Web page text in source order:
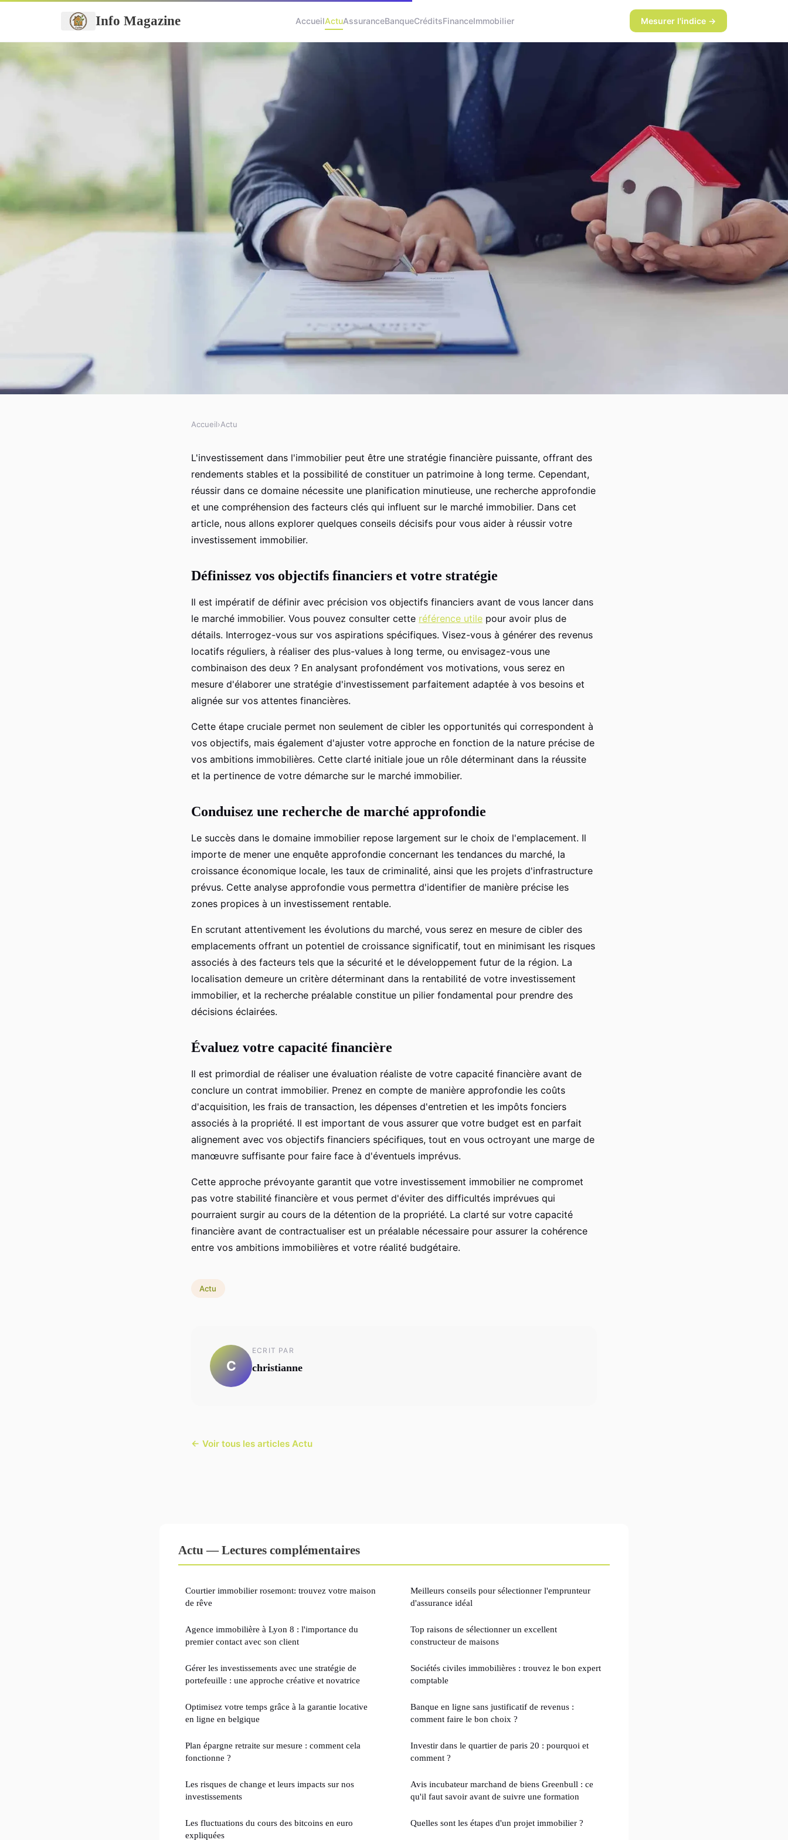
Info Magazine AccueilActuAssuranceBanqueCréditsFinanceImmobilier Mesurer l'indice →
Les clés pour réussir votre investissement
2 min de lecture
Accueil›Actu
L'investissement dans l'immobilier peut être une stratégie financière puissante, offrant des
rendements stables et la possibilité de constituer un patrimoine à long terme. Cependant,
réussir dans ce domaine nécessite une planification minutieuse, une recherche approfondie
et une compréhension des facteurs clés qui influent sur le marché immobilier. Dans cet
article, nous allons explorer quelques conseils décisifs pour vous aider à réussir votre
investissement immobilier.
Définissez vos objectifs financiers et votre stratégie
Il est impératif de définir avec précision vos objectifs financiers avant de vous lancer dans
le marché immobilier. Vous pouvez consulter cette référence utile pour avoir plus de
détails. Interrogez-vous sur vos aspirations spécifiques. Visez-vous à générer des revenus
locatifs réguliers, à réaliser des plus-values à long terme, ou envisagez-vous une
combinaison des deux ? En analysant profondément vos motivations, vous serez en
mesure d'élaborer une stratégie d'investissement parfaitement adaptée à vos besoins et
alignée sur vos attentes financières.
Cette étape cruciale permet non seulement de cibler les opportunités qui correspondent à
vos objectifs, mais également d'ajuster votre approche en fonction de la nature précise de
vos ambitions immobilières. Cette clarté initiale joue un rôle déterminant dans la réussite
et la pertinence de votre démarche sur le marché immobilier.
Conduisez une recherche de marché approfondie
Le succès dans le domaine immobilier repose largement sur le choix de l'emplacement. Il
importe de mener une enquête approfondie concernant les tendances du marché, la
croissance économique locale, les taux de criminalité, ainsi que les projets d'infrastructure
prévus. Cette analyse approfondie vous permettra d'identifier de manière précise les
zones propices à un investissement rentable.
En scrutant attentivement les évolutions du marché, vous serez en mesure de cibler des
emplacements offrant un potentiel de croissance significatif, tout en minimisant les risques
associés à des facteurs tels que la sécurité et le développement futur de la région. La
localisation demeure un critère déterminant dans la rentabilité de votre investissement
immobilier, et la recherche préalable constitue un pilier fondamental pour prendre des
décisions éclairées.
Évaluez votre capacité financière
Il est primordial de réaliser une évaluation réaliste de votre capacité financière avant de
conclure un contrat immobilier. Prenez en compte de manière approfondie les coûts
d'acquisition, les frais de transaction, les dépenses d'entretien et les impôts fonciers
associés à la propriété. Il est important de vous assurer que votre budget est en parfait
alignement avec vos objectifs financiers spécifiques, tout en vous octroyant une marge de
manœuvre suffisante pour faire face à d'éventuels imprévus.
Cette approche prévoyante garantit que votre investissement immobilier ne compromet
pas votre stabilité financière et vous permet d'éviter des difficultés imprévues qui
pourraient surgir au cours de la détention de la propriété. La clarté sur votre capacité
financière avant de contractualiser est un préalable nécessaire pour assurer la cohérence
entre vos ambitions immobilières et votre réalité budgétaire.
Actu
C
ECRIT PAR
christianne
← Voir tous les articles Actu
Actu — Lectures complémentaires
Courtier immobilier rosemont: trouvez votre maison
de rêve
Agence immobilière à Lyon 8 : l'importance du
premier contact avec son client
Gérer les investissements avec une stratégie de
portefeuille : une approche créative et novatrice
Optimisez votre temps grâce à la garantie locative
en ligne en belgique
Plan épargne retraite sur mesure : comment cela
fonctionne ?
Les risques de change et leurs impacts sur nos
investissements
Les fluctuations du cours des bitcoins en euro
expliquées
Meilleurs conseils pour sélectionner l'emprunteur
d'assurance idéal
Top raisons de sélectionner un excellent
constructeur de maisons
Sociétés civiles immobilières : trouvez le bon expert
comptable
Banque en ligne sans justificatif de revenus :
comment faire le bon choix ?
Investir dans le quartier de paris 20 : pourquoi et
comment ?
Avis incubateur marchand de biens Greenbull : ce
qu'il faut savoir avant de suivre une formation
Quelles sont les étapes d'un projet immobilier ?